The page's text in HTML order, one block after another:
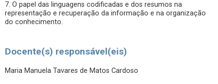
7. O papel das linguagens codificadas e dos resumos na
representação e recuperação da informação e na organização
do conhecimento.
Docente(s) responsável(eis)
Maria Manuela Tavares de Matos Cardoso